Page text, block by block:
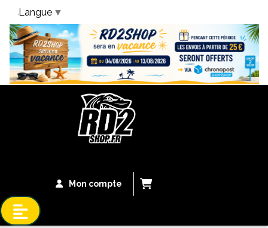
Bandeau Vacances
Mon compte
Langue ▼